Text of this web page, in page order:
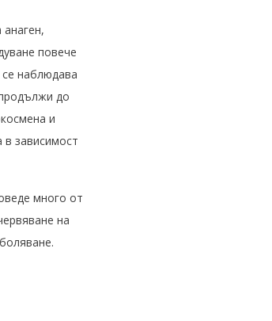
повече
наблюдава
до
и
зависимост
много от
на